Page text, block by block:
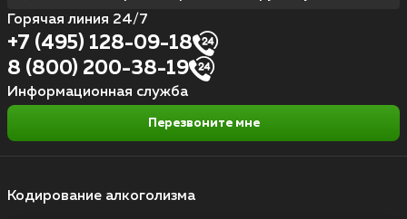
Кодирование алкоголизма
Горячая линия 24/7
+7 (495) 128-09-18
8 (800) 200-38-19
Информационная служба
Перезвоните мне